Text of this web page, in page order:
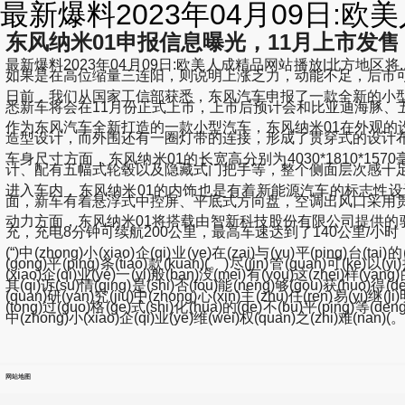
最新爆料2023年04月09日:欧
东风纳米01申报信息曝光，11月上市发售
最新爆料2023年04月09日:欧美人成精品网站播放|北方地区
如果是在高位缩量三连阳，则说明上涨乏力，动能不足，后
日前，我们从国家工信部获悉，东风汽车申报了一款全新的
悉新车将会在11月份正式上市，上市后预计会和比亚迪海豚
作为东风汽车全新打造的一款小型汽车，东风纳米01在外观
造型设计，而外围还有一圈灯带的连接，形成了贯穿式的设计
车身尺寸方面，东风纳米01的长宽高分别为
计、配有五幅式轮毂以及隐藏式门把手等，整个侧面层次感
进入车内，东风纳米01的内饰也是有着新能源汽车的标志性
面，新车有着悬浮式中控屏、平底式方向盘，空调出风口采
动力方面，东风纳米01将搭载由智新科技股份有限公司提供
充，充电8分钟可续航200公里，最高车速达到了140公里/小
(“)中(zhong)小(xiao)企(qi)业(ye)在(zai)与(yu)平(ping)台(tai)
(gong)平(ping)条(tiao)款(kuan)(。)尽(jin)管(guan)可(ke)以
(xiao)企(qi)业(ye)一(yi)般(ban)没(mei)有(you)这(zhei)样
其(qi)诉(su)情(qing)是(shi)否(fou)能(neng)够(gou)获(huo)得
(quan)研(yan)究(jiu)中(zhong)心(xin)主(zhu)任(ren)易(yi)继
(tong)过(guo)格(ge)式(shi)化(hua)的(de)不(bu)平(ping)等
中(zhong)小(xiao)企(qi)业(ye)维(wei)权(quan)之(zhi)难(nan)(
网站地图